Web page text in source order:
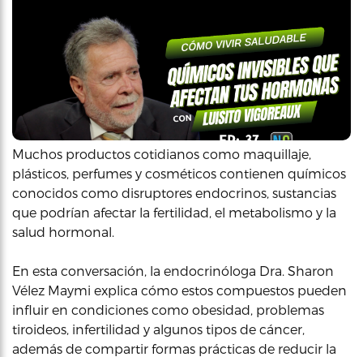
Muchos productos cotidianos como maquillaje,
plásticos, perfumes y cosméticos contienen químicos
conocidos como disruptores endocrinos, sustancias
que podrían afectar la fertilidad, el metabolismo y la
salud hormonal.
En esta conversación, la endocrinóloga Dra. Sharon
Vélez Maymi explica cómo estos compuestos pueden
influir en condiciones como obesidad, problemas
tiroideos, infertilidad y algunos tipos de cáncer,
además de compartir formas prácticas de reducir la